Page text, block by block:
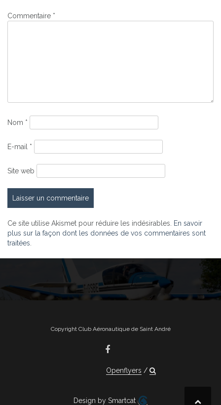
Commentaire *
Nom *
E-mail *
Site web
Ce site utilise Akismet pour réduire les indésirables. En savoir
plus sur la façon dont les données de vos commentaires sont
traitées
Copyright Club Aéronautique de Saint André
Openflyers
Design by Smartcat